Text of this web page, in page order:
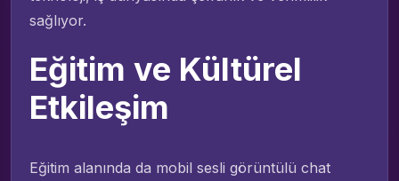
sağlıyor.
Eğitim ve Kültürel
Etkileşim
Eğitim alanında da mobil sesli görüntülü chat